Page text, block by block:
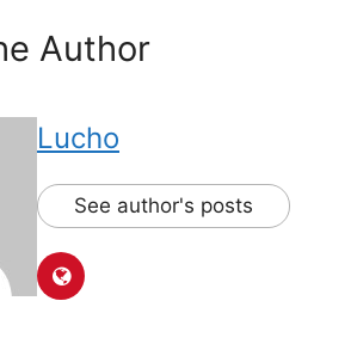
Author
Lucho
See author's posts